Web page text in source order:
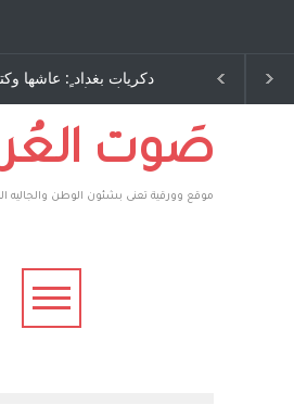
الاستيطان ومسلسل
المستمر - قلم : راسم
عاشها وكتبها
الامريكية
صَوت
موقع وورقية تعنى بشئون الوطن والجاليه